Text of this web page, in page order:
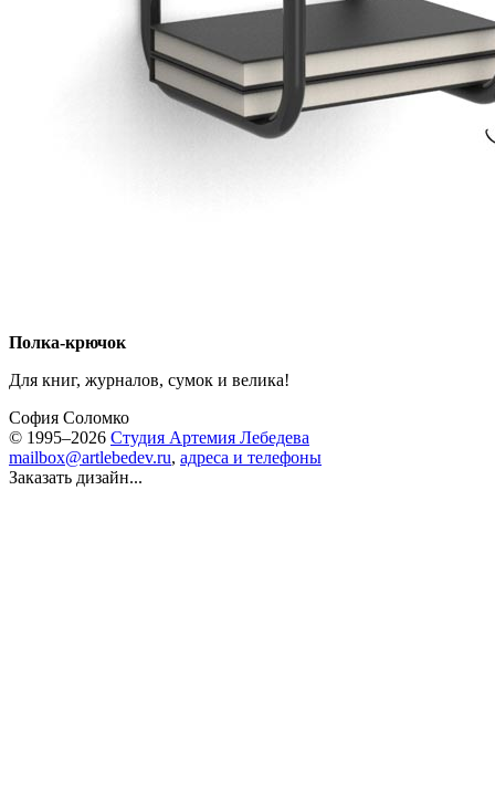
Полка-крючок
Для книг, журналов, сумок и велика!
София Соломко
© 1995–2026 Студия Артемия Лебедева
mailbox@artlebedev.ru, адреса и телефоны
Заказать дизайн...